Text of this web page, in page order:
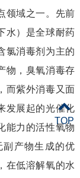
领域之一。 先前
水） 是全球耐药
氯消毒剂 为主的
物 ，臭氧消毒存
而紫外消毒又面
发展起的光催化
能力的活性氧物
副产物生成的优
在低溶解氧的水
TOP